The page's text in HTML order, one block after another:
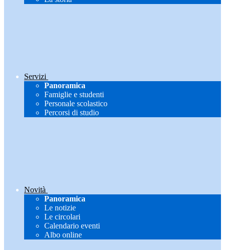
Servizi
Panoramica
Famiglie e studenti
Personale scolastico
Percorsi di studio
Novità
Panoramica
Le notizie
Le circolari
Calendario eventi
Albo online